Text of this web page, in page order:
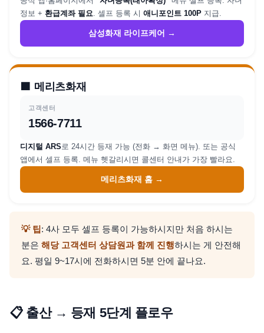
정보 + 환급계좌 필요. 셀프 등록 시 애니포인트 100P 지급.
삼성화재 라이프케어 →
메리츠화재
고객센터
1566-7711
디지털 ARS로 24시간 등재 가능 (전화 → 화면 메뉴). 또는 공식
앱에서 셀프 등록. 메뉴 헷갈리시면 콜센터 안내가 가장 빨라요.
메리츠화재 홈 →
💡 팁: 4사 모두 셀프 등록이 가능하시지만 처음 하시는
분은 해당 고객센터 상담원과 함께 진행하시는 게 안전해
요. 평일 9~17시에 전화하시면 5분 안에 끝나요.
📋 출산 → 등재 5단계 플로우